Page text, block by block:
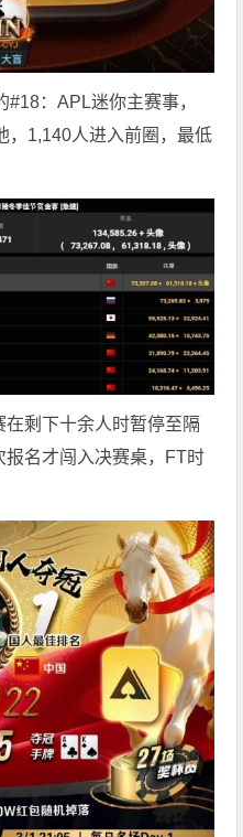
：APL迷你主赛事，
，1,140人进入前圈，最低
剩下十余人时暂停至隔
报名才闯入决赛桌，FT时